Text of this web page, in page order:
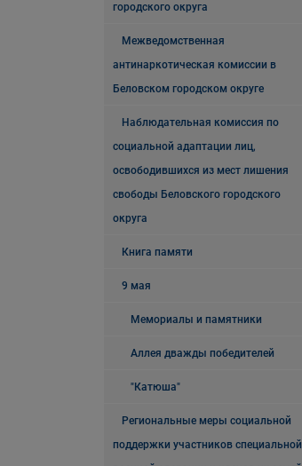
городского округа
Межведомственная
антинаркотическая комиссии в
Беловском городском округе
Наблюдательная комиссия по
социальной адаптации лиц,
освободившихся из мест лишения
свободы Беловского городского
округа
Книга памяти
9 мая
Мемориалы и памятники
Аллея дважды победителей
"Катюша"
Региональные меры социальной
поддержки участников специальной